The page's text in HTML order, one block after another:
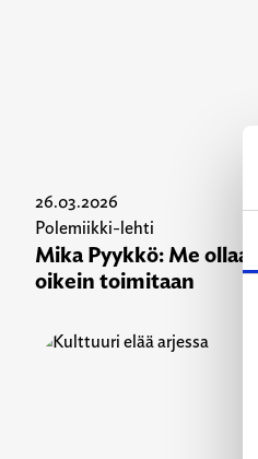
26.03.2026
Polemiikki-lehti
Mika Pyykkö: Me
oikein toimitaan